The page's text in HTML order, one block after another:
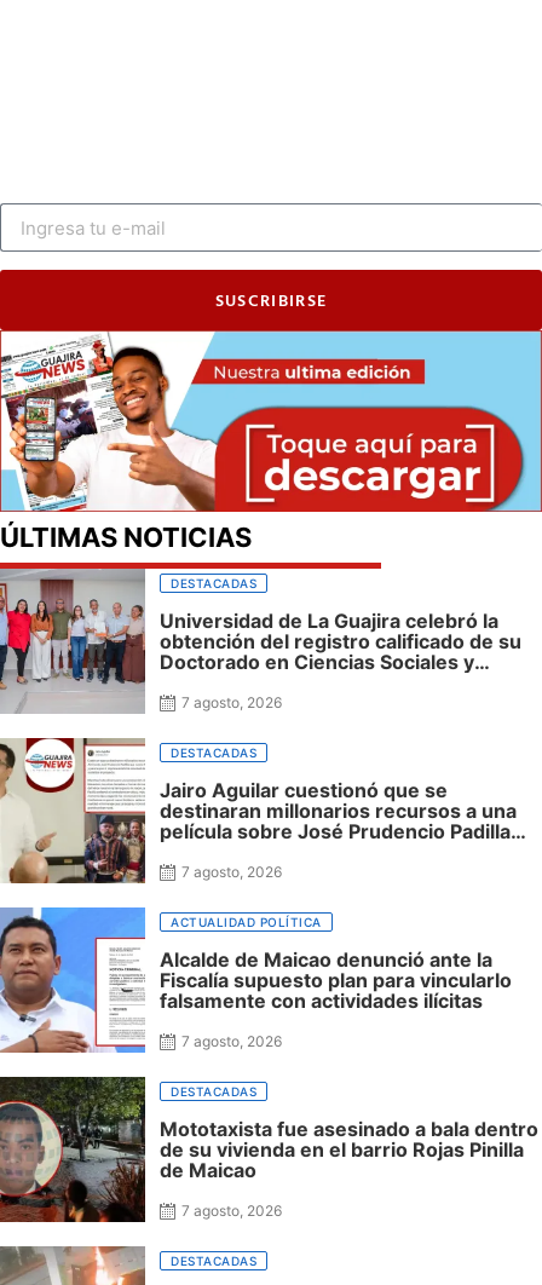
SUSCRIBIRSE
ÚLTIMAS NOTICIAS
DESTACADAS
Universidad de La Guajira celebró la
obtención del registro calificado de su
Doctorado en Ciencias Sociales y
con impacto regional
7 agosto, 2026
DESTACADAS
Jairo Aguilar cuestionó que se
destinaran millonarios recursos a una
película sobre José Prudencio Padilla
ni incluyó al departamento, mientras
honor en Riohacha
7 agosto, 2026
ACTUALIDAD POLÍTICA
Alcalde de Maicao denunció ante la
Fiscalía supuesto plan para vincularlo
falsamente con actividades ilícitas
7 agosto, 2026
DESTACADAS
Mototaxista fue asesinado a bala dentro
de su vivienda en el barrio Rojas Pinilla
de Maicao
7 agosto, 2026
DESTACADAS